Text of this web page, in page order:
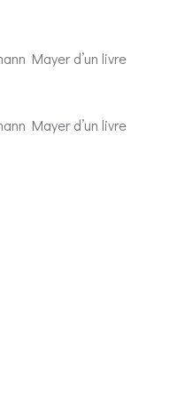
Mayer d’un livre
Mayer d’un livre